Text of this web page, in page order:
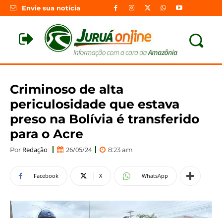
Envie sua notícia
Criminoso de alta
periculosidade que estava
preso na Bolívia é transferido
para o Acre
Por Redação 26/05/24 8:23 am
Facebook X WhatsApp